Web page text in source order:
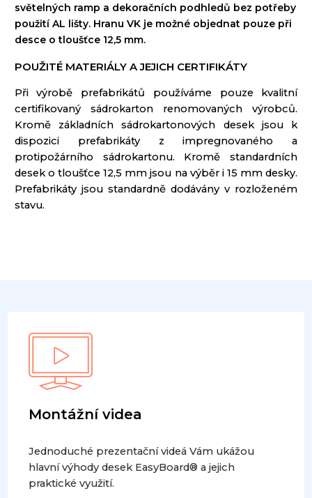
světelných ramp a dekoračních podhledů bez potřeby
použití AL lišty. Hranu VK je možné objednat pouze při
desce o tloušťce 12,5 mm.
POUŽITÉ MATERIÁLY A JEJICH CERTIFIKÁTY
Při výrobě prefabrikátů používáme pouze
kvalitní
certifikovaný
sádrokarton renomovaných výrobců.
Kromě základních
sádrokartonových desek
jsou k
dispozici
prefabrikáty z impregnovaného
a
protipožárního sádrokartonu. Kromě standardních
desek o tloušťce 12,5 mm jsou na výběr i 15 mm desky.
Prefabrikáty jsou standardně dodávány v rozloženém
stavu.
Montážní videa
Jednoduché prezentační videá Vám ukážou
hlavní výhody desek EasyBoard® a jejich
praktické využití.